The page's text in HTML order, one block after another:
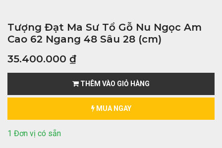
Tượng Đạt Ma Sư Tổ Gỗ Nu Ngọc Am
Cao 62 Ngang 48 Sâu 28 (cm)
35.400.000 ₫
THÊM VÀO GIỎ HÀNG
MUA NGAY
1 Đơn vị có sẵn